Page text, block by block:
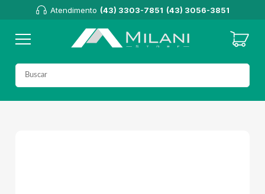
Atendimento (43) 3303-7851 (43) 3056-3851